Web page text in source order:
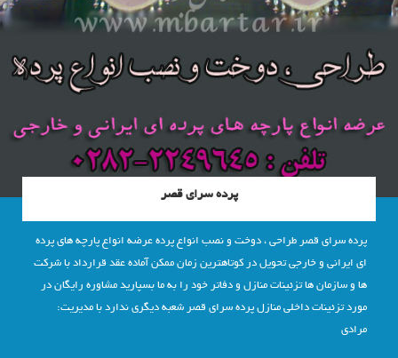
پرده سرای قصر
پرده سرای قصر طراحی ، دوخت و نصب انواع پرده عرضه انواع پارچه های پرده
ای ایرانی و خارجی تحویل در کوتاهترین زمان ممکن آماده عقد قرارداد با شرکت
ها و سازمان ها تزئینات منازل و دفاتر خود را به ما بسپارید مشاوره رایگان در
مورد تزئینات داخلی منازل پرده سرای قصر شعبه دیگری ندارد با مدیریت:
مرادی